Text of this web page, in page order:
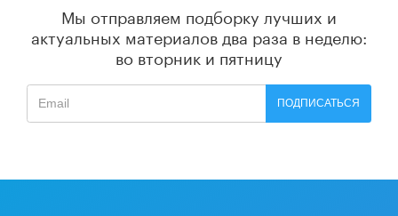
Мы отправляем подборку лучших и
актуальных материалов два раза в неделю:
во вторник и пятницу
ПОДПИСАТЬСЯ